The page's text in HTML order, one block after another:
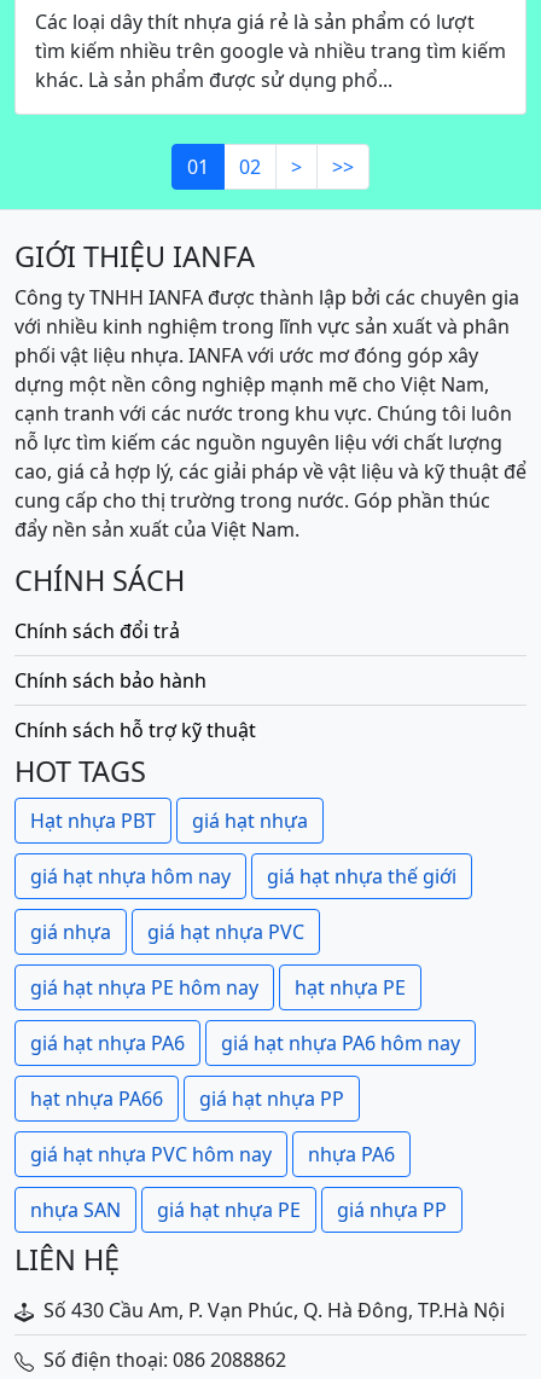
Các loại dây thít nhựa giá rẻ là sản phẩm có lượt
tìm kiếm nhiều trên google và nhiều trang tìm kiếm
khác. Là sản phẩm được sử dụng phổ...
01 02 > >>
GIỚI THIỆU IANFA
Công ty TNHH IANFA được thành lập bởi các chuyên gia
với nhiều kinh nghiệm trong lĩnh vực sản xuất và phân
phối vật liệu nhựa. IANFA với ước mơ đóng góp xây
dựng một nền công nghiệp mạnh mẽ cho Việt Nam,
cạnh tranh với các nước trong khu vực. Chúng tôi luôn
nỗ lực tìm kiếm các nguồn nguyên liệu với chất lượng
cao, giá cả hợp lý, các giải pháp về vật liệu và kỹ thuật để
cung cấp cho thị trường trong nước. Góp phần thúc
đẩy nền sản xuất của Việt Nam.
CHÍNH SÁCH
Chính sách đổi trả
Chính sách bảo hành
Chính sách hỗ trợ kỹ thuật
HOT TAGS
Hạt nhựa PBT giá hạt nhựa
giá hạt nhựa hôm nay giá hạt nhựa thế giới
giá nhựa giá hạt nhựa PVC
giá hạt nhựa PE hôm nay hạt nhựa PE
giá hạt nhựa PA6 giá hạt nhựa PA6 hôm nay
hạt nhựa PA66 giá hạt nhựa PP
giá hạt nhựa PVC hôm nay nhựa PA6
nhựa SAN giá hạt nhựa PE giá nhựa PP
LIÊN HỆ
Số 430 Cầu Am, P. Vạn Phúc, Q. Hà Đông, TP.Hà Nội
Số điện thoại: 086 2088862